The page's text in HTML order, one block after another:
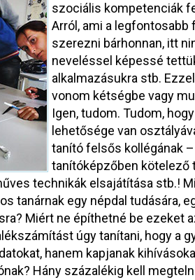
szociális kompetenciák
Arról, ami a
szerezni bárhonnan, itt
neveléssel képessé
alkalmazásukra stb.
vonom kétségbe vagy
Igen, tudom. Tudom,
lehetősége van
tanító felsős kollégának
tanítóképzőben kötelező
technikák elsajátítása stb.!
tanárnak egy népdal tudására,
Miért ne építhetné be ezeket
úgy tanítani, hogy a
hanem kapjanak
Hány százalékig kell